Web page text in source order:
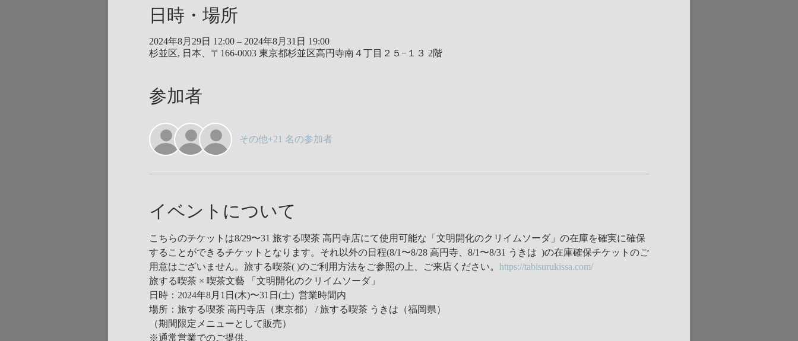
日時・場所
2024年8月29日 12:00 – 2024年8月31日 19:00
杉並区, 日本、〒166-0003 東京都杉並区高円寺南４丁目２５−１３ 2階
参加者
その他+21 名の参加者
イベントについて
こちらのチケットは8/29〜31 旅する喫茶 高円寺店にて使用可能な「文明開化のクリイムソーダ」の在庫を確実に確保
することができるチケットとなります。それ以外の日程(8/1〜8/28 高円寺、8/1〜8/31 うきは  )の在庫確保チケットのご
用意はございません。旅する喫茶( )のご利用方法をご参照の上、ご来店ください。 https://tabisurukissa.com/
旅する喫茶 × 喫茶文藝 「文明開化のクリイムソーダ」
日時：2024年8月1日(木)〜31日(土)  営業時間内
場所：旅する喫茶 高円寺店（東京都） / 旅する喫茶 うきは（福岡県）
（期間限定メニューとして販売）
※通常営業でのご提供。